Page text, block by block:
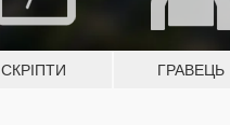
СКРІПТИ ГРАВЕЦЬ